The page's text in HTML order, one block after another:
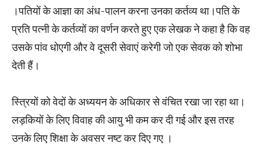
।पतियों के आज्ञा का अंध-पालन करना उनका कर्तव्य था।पति के
प्रति पत्नी के कर्तव्यों का वर्णन करते हुए एक लेखक ने कहा है कि वह
उसके पांव धोएगी और वे दूसरी सेवाएं करेगी जो एक सेवक को शोभा
देती हैं।
स्त्रियों को वेदों के अध्ययन के अधिकार से वंचित रखा जा रहा था।
लड़कियों के लिए विवाह की आयु भी कम कर दी गई और इस तरह
उनके लिए शिक्षा के अवसर नष्ट कर दिए गए ।